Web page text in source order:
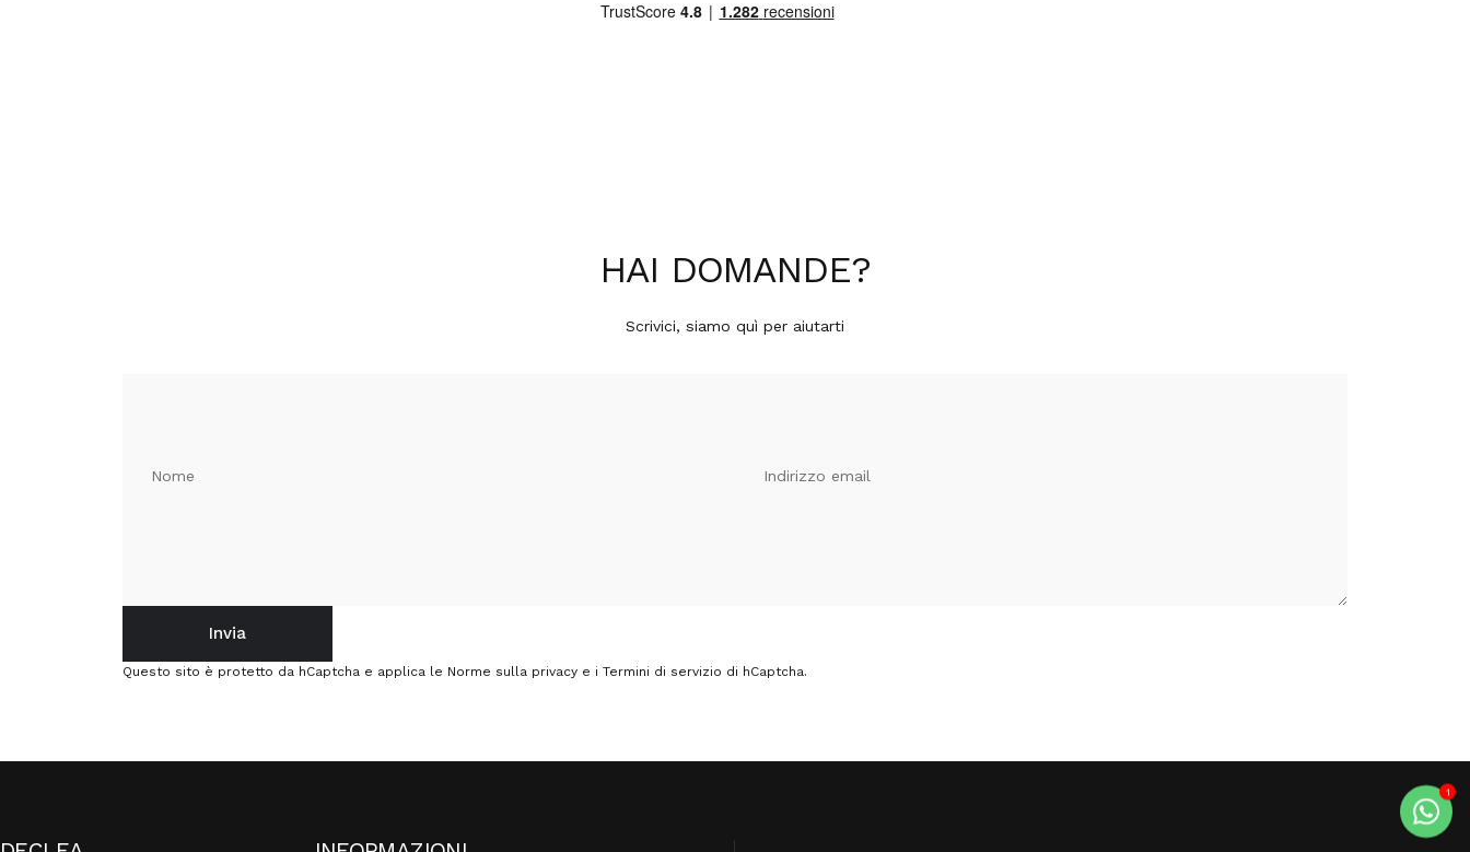
HAI DOMANDE?
Scrivici, siamo quì per aiutarti
Nome Indirizzo email
MessaggioInvia
Questo sito è protetto da hCaptcha e applica le Norme sulla privacy e i Termini di servizio di hCaptcha.